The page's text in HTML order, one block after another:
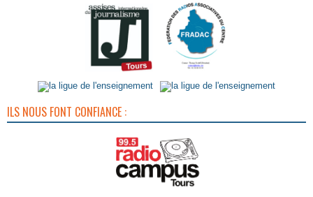
ILS NOUS FONT CONFIANCE :